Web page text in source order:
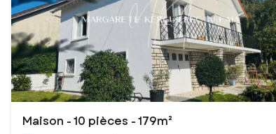
Maison - 10 pièces - 179m²